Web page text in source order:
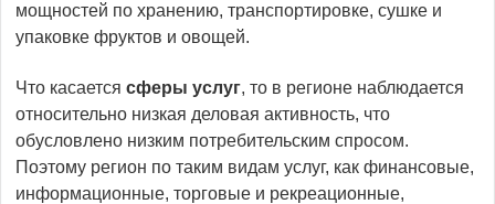
мощностей по хранению, транспортировке, сушке и
упаковке фруктов и овощей.
Что касается сферы услуг, то в регионе наблюдается
относительно низкая деловая активность, что
обусловлено низким потребительским спросом.
Поэтому регион по таким видам услуг, как финансовые,
информационные, торговые и рекреационные,